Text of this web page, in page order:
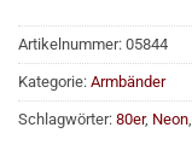
Artikelnummer: 05844
Kategorie: Armbänder
Schlagwörter: 80er, Neon,